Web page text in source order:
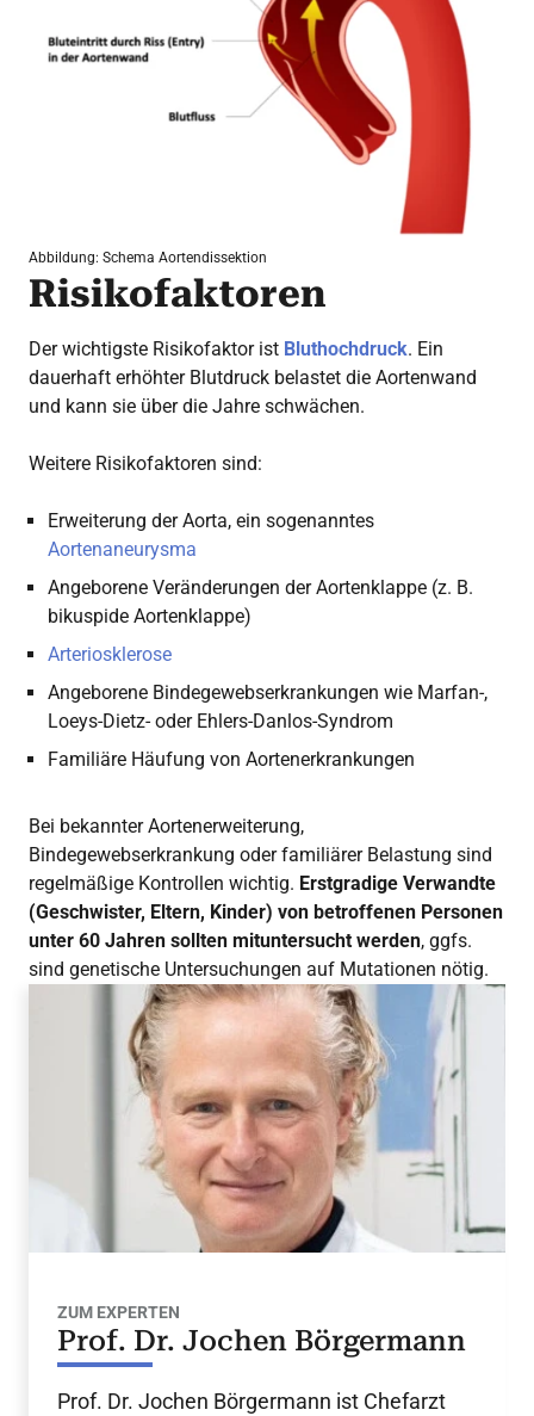
Abbildung: Schema Aortendissektion
Risikofaktoren
Der wichtigste Risikofaktor ist Bluthochdruck. Ein
dauerhaft erhöhter Blutdruck belastet die Aortenwand
und kann sie über die Jahre schwächen.
Weitere Risikofaktoren sind:
Erweiterung der Aorta, ein sogenanntes
Aortenaneurysma
Angeborene Veränderungen der Aortenklappe (z. B.
bikuspide Aortenklappe)
Arteriosklerose
Angeborene Bindegewebserkrankungen wie Marfan-,
Loeys-Dietz- oder Ehlers-Danlos-Syndrom
Familiäre Häufung von Aortenerkrankungen
Bei bekannter Aortenerweiterung,
Bindegewebserkrankung oder familiärer Belastung sind
regelmäßige Kontrollen wichtig. Erstgradige Verwandte
(Geschwister, Eltern, Kinder) von betroffenen Personen
unter 60 Jahren sollten mituntersucht werden, ggfs.
sind genetische Untersuchungen auf Mutationen nötig.
ZUM EXPERTEN
Prof. Dr. Jochen Börgermann
Prof. Dr. Jochen Börgermann ist Chefarzt